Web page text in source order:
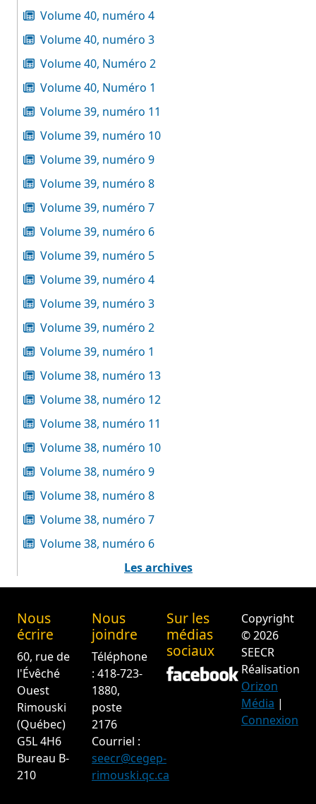
Volume 40, numéro 4
Volume 40, numéro 3
Volume 40, Numéro 2
Volume 40, Numéro 1
Volume 39, numéro 11
Volume 39, numéro 10
Volume 39, numéro 9
Volume 39, numéro 8
Volume 39, numéro 7
Volume 39, numéro 6
Volume 39, numéro 5
Volume 39, numéro 4
Volume 39, numéro 3
Volume 39, numéro 2
Volume 39, numéro 1
Volume 38, numéro 13
Volume 38, numéro 12
Volume 38, numéro 11
Volume 38, numéro 10
Volume 38, numéro 9
Volume 38, numéro 8
Volume 38, numéro 7
Volume 38, numéro 6
Les archives
Nous
écrire
60, rue de
l'Évêché
Ouest
Rimouski
(Québec)
G5L 4H6
Bureau B-
210
Nous
joindre
Téléphone
: 418-723-
1880,
poste
2176
Courriel :
seecr@cegep-
rimouski.qc.ca
Sur les
médias
sociaux
Copyright
© 2026
SEECR
Réalisation
Orizon
Média |
Connexion